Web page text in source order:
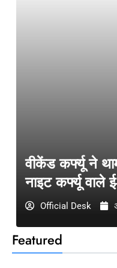
Featured
वीकेंड कर्फ्यू ने
नाइट कर्फ्यू वाले
Official Desk